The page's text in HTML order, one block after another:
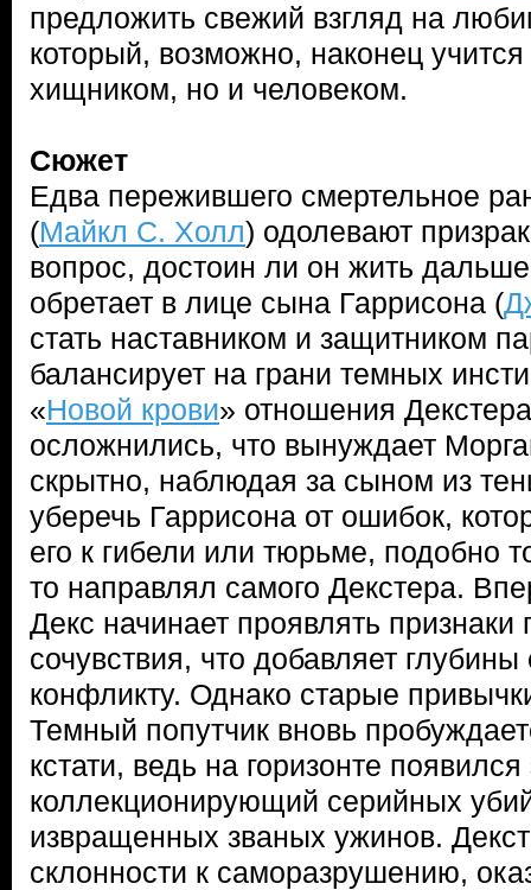
предложить свежий взгляд на
который, возможно, наконец
хищником, но и человеком.
Сюжет
Едва пережившего смертельное
(Майкл С. Холл) одолевают
вопрос, достоин ли он жить
обретает в лице сына Гаррисона (
стать наставником и защитником
балансирует на грани темных
«Новой крови» отношения
осложнились, что вынуждает
скрытно, наблюдая за сыном из
уберечь Гаррисона от ошибок,
его к гибели или тюрьме, подобно
то направлял самого Декстера.
Декс начинает проявлять признаки
сочувствия, что добавляет
конфликту. Однако старые
Темный попутчик вновь
кстати, ведь на горизонте
коллекционирующий серийных
извращенных званых ужинов.
склонности к саморазрушению,